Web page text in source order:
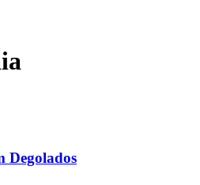
Degolados